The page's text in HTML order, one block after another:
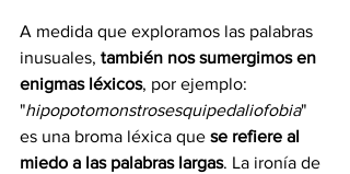
A medida que exploramos las palabras
inusuales, también nos sumergimos en
enigmas léxicos, por ejemplo:
"hipopotomonstrosesquipedaliofobia"
es una broma léxica que se refiere al
miedo a las palabras largas. La ironía de